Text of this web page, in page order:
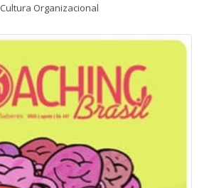
Cultura Organizacional